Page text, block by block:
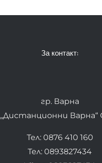
За контакт:
гр. Варна
„Дистанционни
Тел: 0876 410 160
Тел: 0893827434